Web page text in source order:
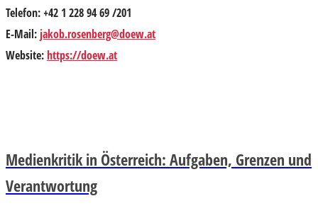
Telefon: +42 1 228 94 69 /201
E-Mail: jakob.rosenberg@doew.at
Website:https://doew.at
Medienkritik in Österreich: Aufgaben, Grenzen und
Verantwortung